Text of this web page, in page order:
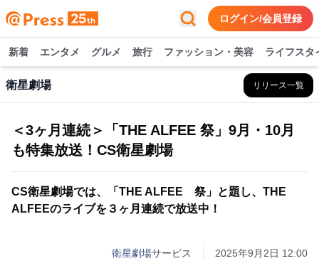
ログイン/会員登録
新着 エンタメ グルメ 旅行 ファッション・美容 ライフスタ
衛星劇場 リリース一覧
＜3ヶ月連続＞「THE ALFEE 祭」9月・10月
も特集放送！CS衛星劇場
CS衛星劇場では、「THE ALFEE 祭」と題し、THE
ALFEEのライブを３ヶ月連続で放送中！
衛星劇場サービス 2025年9月2日 12:00